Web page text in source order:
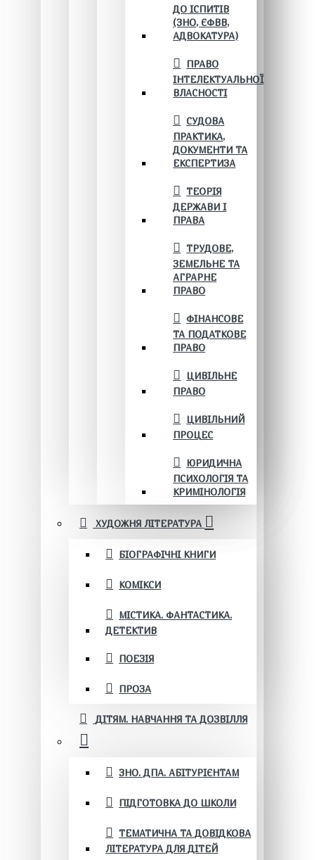
ДО ІСПИТІВ
(ЗНО, ЄФВВ,
АДВОКАТУРА)
ПРАВО
ІНТЕЛЕКТУАЛЬНОЇ
ВЛАСНОСТІ
СУДОВА
ПРАКТИКА,
ДОКУМЕНТИ ТА
ЕКСПЕРТИЗА
ТЕОРІЯ
ДЕРЖАВИ І
ПРАВА
ТРУДОВЕ,
ЗЕМЕЛЬНЕ ТА
АГРАРНЕ
ПРАВО
ФІНАНСОВЕ
ТА ПОДАТКОВЕ
ПРАВО
ЦИВІЛЬНЕ
ПРАВО
ЦИВІЛЬНИЙ
ПРОЦЕС
ЮРИДИЧНА
ПСИХОЛОГІЯ ТА
КРИМІНОЛОГІЯ
ХУДОЖНЯ ЛІТЕРАТУРА
БІОГРАФІЧНІ КНИГИ
КОМІКСИ
МІСТИКА. ФАНТАСТИКА.
ДЕТЕКТИВ
ПОЕЗІЯ
ПРОЗА
ДІТЯМ. НАВЧАННЯ ТА ДОЗВІЛЛЯ
ЗНО. ДПА. АБІТУРІЄНТАМ
ПІДГОТОВКА ДО ШКОЛИ
ТЕМАТИЧНА ТА ДОВІДКОВА
ЛІТЕРАТУРА ДЛЯ ДІТЕЙ